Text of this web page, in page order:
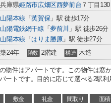
兵庫県姫路市広畑区西夢前台 ７丁目130
山陽本線 「英賀保」駅 徒歩17分
山陽電鉄網干線 「夢前川 」駅 徒歩26分
山陽本線 「 はりま勝原」駅 徒歩27分
築24年 階数 2階建 構造 木造
物件はアパートです。この物件は窓
ートです。目的に応じて選べる2駅
敷金 礼金 間取り 面積